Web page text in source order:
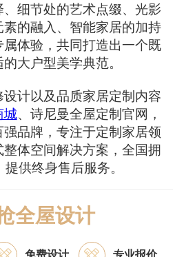
细节处的艺术点缀、光影
的融入、智能家居的加持
属体验，共同打造出一个既
大户型美学典范。
计以及品质家居定制内容
城、诗尼曼全屋定制官网，
品牌，专注于定制家居领
体空间解决方案，全国拥
供终身售后服务。
全屋设计